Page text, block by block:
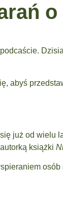
abyś
już od wielu
książki